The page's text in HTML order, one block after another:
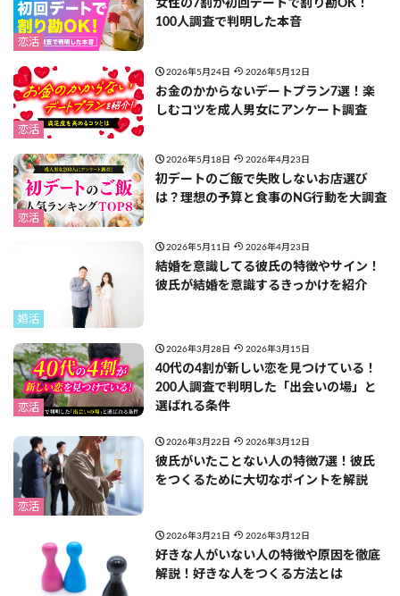
恋活
女性の7割が初回デートで割り勘OK！
100人調査で判明した本音
恋活
2026年5月24日 2026年5月12日
お金のかからないデートプラン7選！楽
しむコツを成人男女にアンケート調査
恋活
2026年5月18日 2026年4月23日
初デートのご飯で失敗しないお店選び
は？理想の予算と食事のNG行動を大調査
婚活
2026年5月11日 2026年4月23日
結婚を意識してる彼氏の特徴やサイン！
彼氏が結婚を意識するきっかけを紹介
恋活
2026年3月28日 2026年3月15日
40代の4割が新しい恋を見つけている！
200人調査で判明した「出会いの場」と
選ばれる条件
恋活
2026年3月22日 2026年3月12日
彼氏がいたことない人の特徴7選！彼氏
をつくるために大切なポイントを解説
2026年3月21日 2026年3月12日
好きな人がいない人の特徴や原因を徹底
解説！好きな人をつくる方法とは